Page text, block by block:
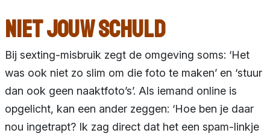
Toolkit
Huisregels
Niet jouw schuld
Bij sexting-misbruik zegt de omgeving soms: ‘Het
was ook niet zo slim om die foto te maken’ en ‘stuur
dan ook geen naaktfoto’s’. Als iemand online is
opgelicht, kan een ander zeggen: ‘Hoe ben je daar
nou ingetrapt? Ik zag direct dat het een spam-linkje